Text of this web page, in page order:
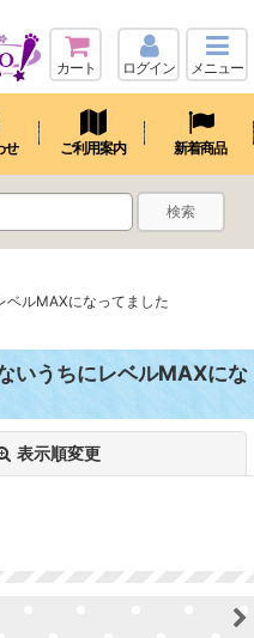
カート ログイン メニュー
せ ご利用案内 新着商品
検索
ベルMAXになってました
いうちにレベルMAXにな
表示順変更